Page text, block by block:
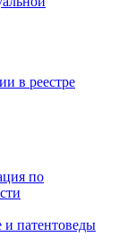
в реестре
по
патентоведы